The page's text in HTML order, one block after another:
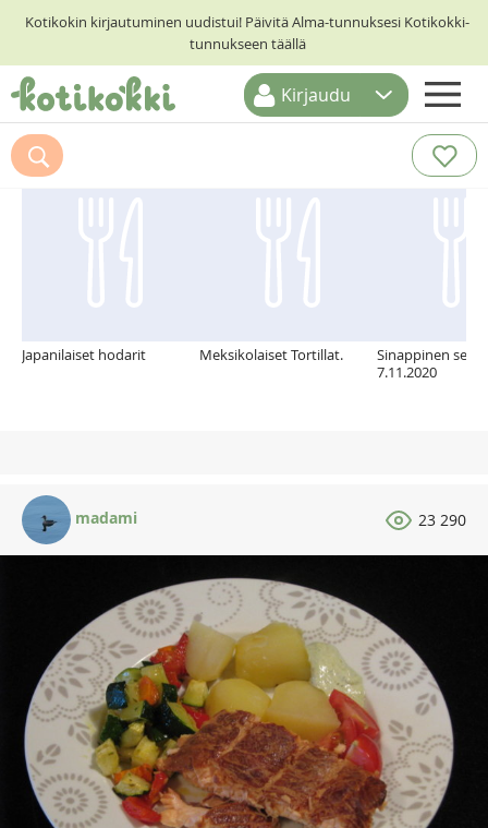
Kotikokin kirjautuminen uudistui! Päivitä Alma-tunnuksesi Kotikokki-
tunnukseen täällä
ETUSIVU
RESEPTIHAKU
Kirjaudu
Suosittelemme myös
Japanilaiset hodarit Meksikolaiset Tortillat.
Sinappinen
7.11.2020
madami 23 290